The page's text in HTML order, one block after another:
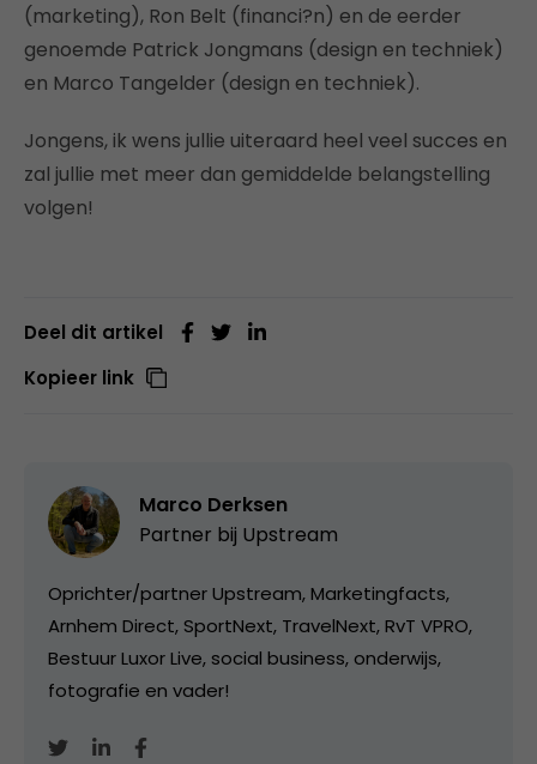
(marketing), Ron Belt (financi?n) en de eerder
genoemde Patrick Jongmans (design en techniek)
en Marco Tangelder (design en techniek).
Jongens, ik wens jullie uiteraard heel veel succes en
zal jullie met meer dan gemiddelde belangstelling
volgen!
Deel dit artikel
Kopieer link
Marco Derksen
Partner bij Upstream
Oprichter/partner Upstream, Marketingfacts,
Arnhem Direct, SportNext, TravelNext, RvT VPRO,
Bestuur Luxor Live, social business, onderwijs,
fotografie en vader!